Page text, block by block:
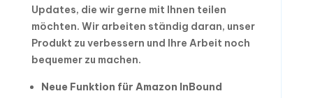
Updates, die wir gerne mit Ihnen teilen
möchten. Wir arbeiten ständig daran, unser
Produkt zu verbessern und Ihre Arbeit noch
bequemer zu machen.
Neue Funktion für Amazon InBound